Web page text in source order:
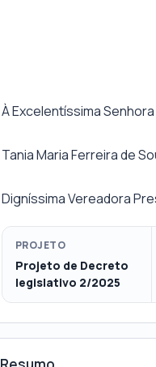
À Excelentíssima Senhora
Tania Maria Ferreira de
Digníssima Vereadora
PROJETO
Projeto de Decreto
legislativo 2/2025